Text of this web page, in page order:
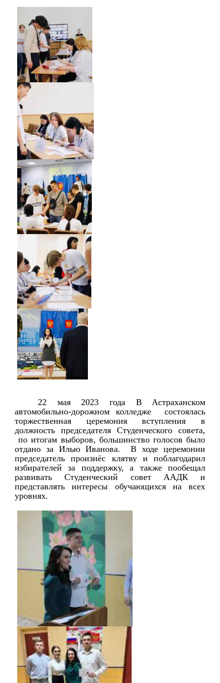
22 мая 2023 года В Астраханском
автомобильно-дорожном колледже  состоялась
торжественная церемония вступления в
должность председателя Студенческого совета,
по итогам выборов, большинство голосов было
отдано за Илью Иванова.  В ходе церемонии
председатель произнёс клятву и поблагодарил
избирателей за поддержку, а также пообещал
развивать Студенческий совет ААДК и
представлять интересы обучающихся на всех
уровнях.